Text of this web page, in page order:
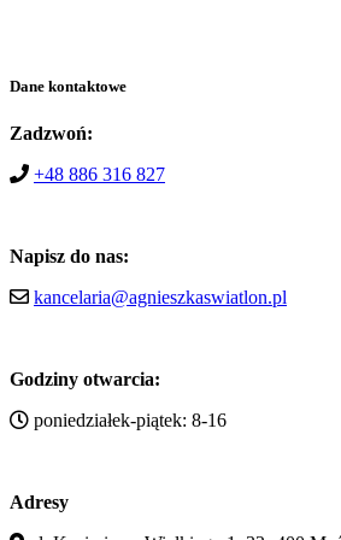
Dane kontaktowe
Zadzwoń:
+48 886 316 827
Napisz do nas:
kancelaria@agnieszkaswiatlon.pl
Godziny otwarcia:
poniedziałek-piątek: 8-16
Adresy